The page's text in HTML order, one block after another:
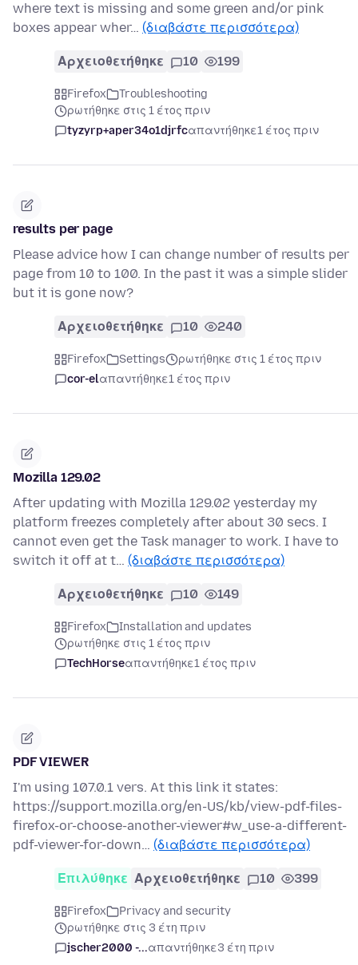
where text is missing and some green and/or pink
boxes appear wher… (διαβάστε περισσότερα)
Αρχειοθετήθηκε 10 199
Firefox
Troubleshooting
ρωτήθηκε στις 1 έτος πριν
tyzyrp+aper34o1djrfcαπαντήθηκε1 έτος πριν
results per page
Please advice how I can change number of results per
page from 10 to 100. In the past it was a simple slider
but it is gone now?
Αρχειοθετήθηκε 10 240
Firefox Settings
ρωτήθηκε στις 1 έτος πριν
cor-elαπαντήθηκε1 έτος πριν
Mozilla 129.02
After updating with Mozilla 129.02 yesterday my
platform freezes completely after about 30 secs. I
cannot even get the Task manager to work. I have to
switch it off at t… (διαβάστε περισσότερα)
Αρχειοθετήθηκε 10 149
Firefox
Installation and updates
ρωτήθηκε στις 1 έτος πριν
TechHorseαπαντήθηκε1 έτος πριν
PDF VIEWER
I'm using 107.0.1 vers. At this link it states:
https://support.mozilla.org/en-US/kb/view-pdf-files-
firefox-or-choose-another-viewer#w_use-a-different-
pdf-viewer-for-down… (διαβάστε περισσότερα)
Επιλύθηκε Αρχειοθετήθηκε 10 399
Firefox
Privacy and security
ρωτήθηκε στις 3 έτη πριν
jscher2000 -...απαντήθηκε3 έτη πριν